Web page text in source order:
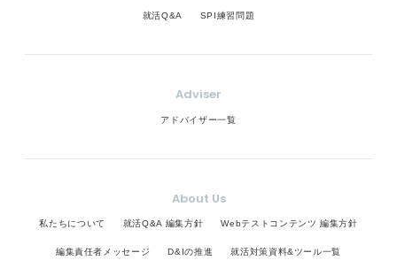
就活Q&A SPI練習問題
Adviser
アドバイザー一覧
About Us
私たちについて 就活Q&A 編集方針 Webテストコンテンツ 編集方針
編集責任者メッセージ D&Iの推進 就活対策資料&ツール一覧